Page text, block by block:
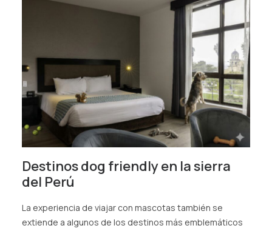
Destinos dog friendly en la sierra
del Perú
La experiencia de viajar con mascotas también se
extiende a algunos de los destinos más emblemáticos